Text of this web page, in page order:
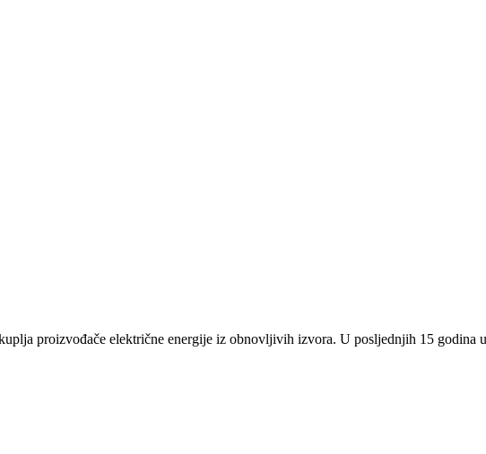
proizvođače električne energije iz obnovljivih izvora. U posljednjih 15